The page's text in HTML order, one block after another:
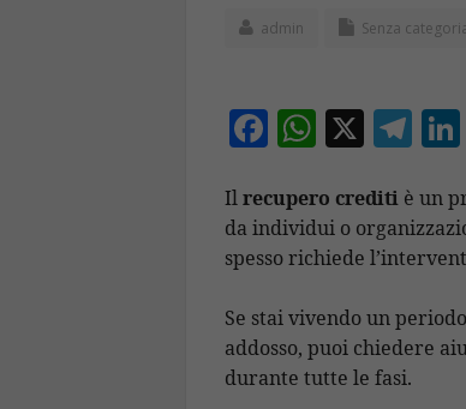
admin Senza
F
e
b
o
o
k
W
at
s
A
p
p
X T
e
gr
a
m
Ilrecupero crediti è un
da individui o
spesso richiede
Se stai vivendo un
addosso, puoi chiedere
durante tutte le fasi.